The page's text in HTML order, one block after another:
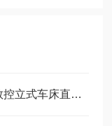
武重C5235C、CQ5250C，C5250数控立式车床直线运动滑块WEH35CA/WEW35CC